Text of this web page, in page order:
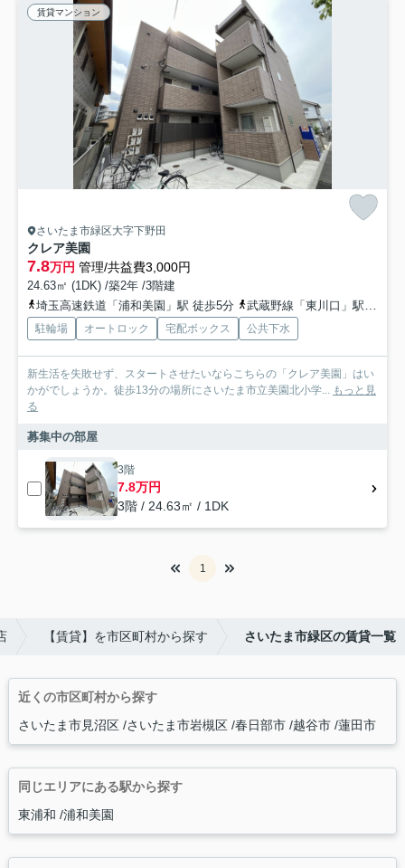
賃貸マンション
さいたま市緑区大字下野田
クレア美園
7.8万円 管理/共益費3,000円
24.63㎡ (1DK) /築2年 /3階建
埼玉高速鉄道「浦和美園」駅 徒歩5分
武蔵野線「東川口」駅 徒歩38分
駐輪場 オートロック 宅配ボックス 公共下水
新生活を失敗せず、スタートさせたいならこちらの「クレア美園」はい
かがでしょうか。徒歩13分の場所にさいたま市立美園北小学... もっと見
る
募集中の部屋
3階
7.8万円
3階 / 24.63㎡ / 1DK
1
【賃貸】を市区町村から探す さいたま市緑区の賃貸一覧
近くの市区町村から探す
さいたま市見沼区 さいたま市岩槻区 春日部市 越谷市 蓮田市
同じエリアにある駅から探す
東浦和 浦和美園